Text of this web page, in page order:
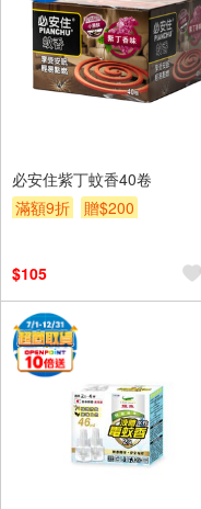
必安住紫丁蚊香40卷
滿額9折
贈$200
$105